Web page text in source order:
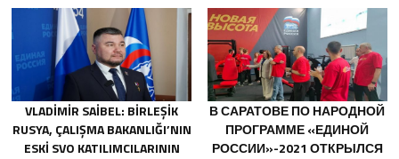
VLADIMIR SAIBEL: BIRLEŞIK
RUSYA, ÇALIŞMA BAKANLIĞI’NIN
ESKI SVO KATILIMCILARININ
В САРАТОВЕ ПО НАРОДНОЙ
ПРОГРАММЕ «ЕДИНОЙ
РОССИИ»-2021 ОТКРЫЛСЯ